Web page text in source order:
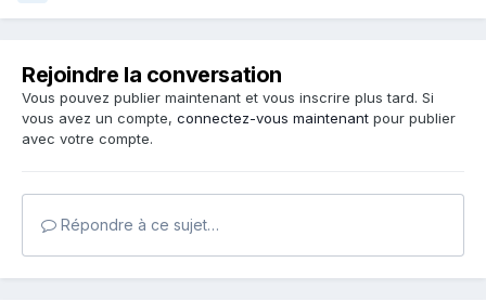
Rejoindre la conversation
Vous pouvez publier maintenant et vous inscrire plus tard. Si
vous avez un compte, connectez-vous maintenant pour publier
avec votre compte.
Répondre à ce sujet…